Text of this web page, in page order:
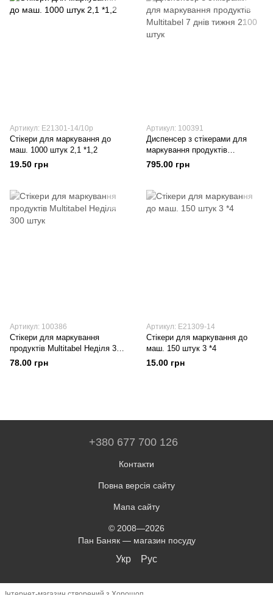
Артикул: E21301-14/10р
Стікери для маркування до
маш. 1000 штук 2,1 *1,2
19.50 грн
Артикул: 100391
Диспенсер з стікерами для
маркування продуктів
Multitabel 7 днів тижня 2100
795.00 грн
Артикул: 100386
Стікери для маркування
продуктів Multitabel Неділя 300
штук
78.00 грн
Артикул: E21309-14
Стікери для маркування до
маш. 150 штук 3 *4
15.00 грн
+380 677 700 126
Контакти
Повна версія сайту
Мапа сайту
© 2008—2026
Пан Баняк — магазин посуду
Укр Рус
Інтернет-магазин створений з Хорошоп